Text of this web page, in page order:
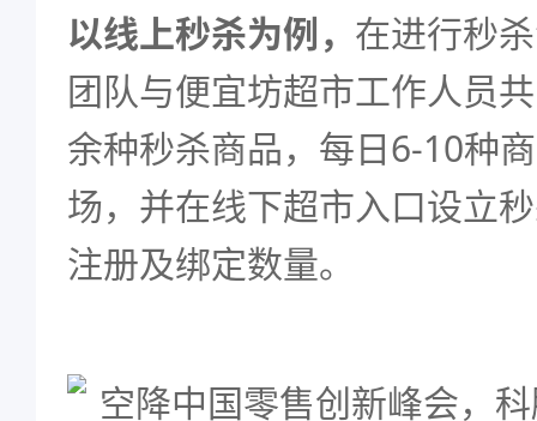
以线上秒杀为例， 在进行秒
团队与便宜坊超市工作人员
余种秒杀商品，每日6-10种
场，并在线下超市入口设立
注册及绑定数量。